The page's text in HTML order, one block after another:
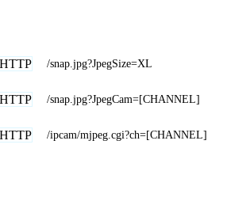
HTTP /snap.jpg?JpegSize=XL
HTTP /snap.jpg?JpegCam=[CHANNEL]
HTTP /ipcam/mjpeg.cgi?ch=[CHANNEL]